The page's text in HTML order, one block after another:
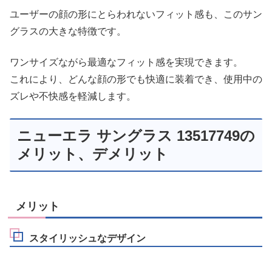
ユーザーの顔の形にとらわれないフィット感も、このサン
グラスの大きな特徴です。
ワンサイズながら最適なフィット感を実現できます。
これにより、どんな顔の形でも快適に装着でき、使用中の
ズレや不快感を軽減します。
ニューエラ サングラス 13517749の
メリット、デメリット
メリット
スタイリッシュなデザイン